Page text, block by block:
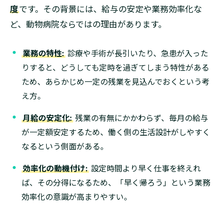
度です。その背景には、給与の安定や業務効率化な
ど、動物病院ならではの理由があります。
業務の特性: 診療や手術が長引いたり、急患が入った
りすると、どうしても定時を過ぎてしまう特性がある
ため、あらかじめ一定の残業を見込んでおくという考
え方。
月給の安定化: 残業の有無にかかわらず、毎月の給与
が一定額安定するため、働く側の生活設計がしやすく
なるという側面がある。
効率化の動機付け: 設定時間より早く仕事を終えれ
ば、その分得になるため、「早く帰ろう」という業務
効率化の意識が高まりやすい。